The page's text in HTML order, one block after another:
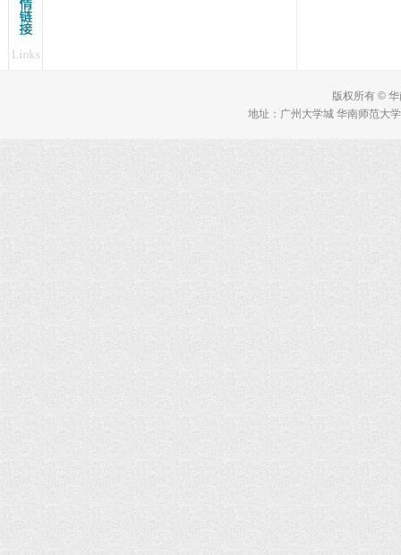
版权所有 ©
地址：广州大学城 华南师范大